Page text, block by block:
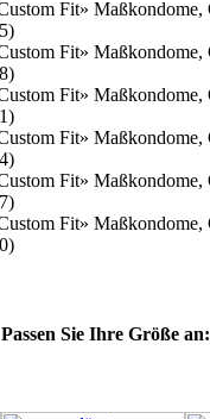
Passen Sie Ihre Größe an: